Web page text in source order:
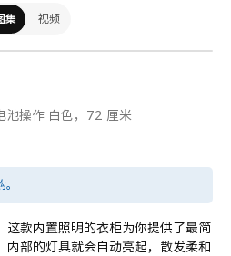
集 视频
池操作 白色，72 厘米
这款内置照明的衣柜为你提供了最简
内部的灯具就会自动亮起，散发柔和